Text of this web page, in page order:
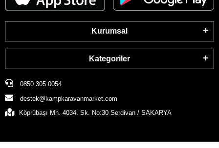
Kurumsal
Kategoriler
0850 305 0054
destek@kampkaravanmarket.com
Köprübaşı Mh. 4034. Sk. No:30 Serdivan / SAKARYA